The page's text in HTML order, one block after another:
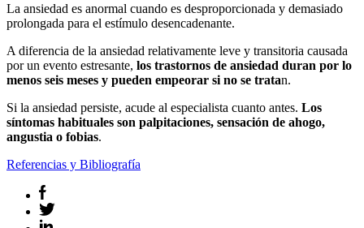
La ansiedad es anormal cuando es desproporcionada y demasiado
prolongada para el estímulo desencadenante.
A diferencia de la ansiedad relativamente leve y transitoria causada
por un evento estresante, los trastornos de ansiedad duran por lo
menos seis meses y pueden empeorar si no se tratan.
Si la ansiedad persiste, acude al especialista cuanto antes. Los
síntomas habituales son palpitaciones, sensación de ahogo,
angustia o fobias.
Referencias y Bibliografía